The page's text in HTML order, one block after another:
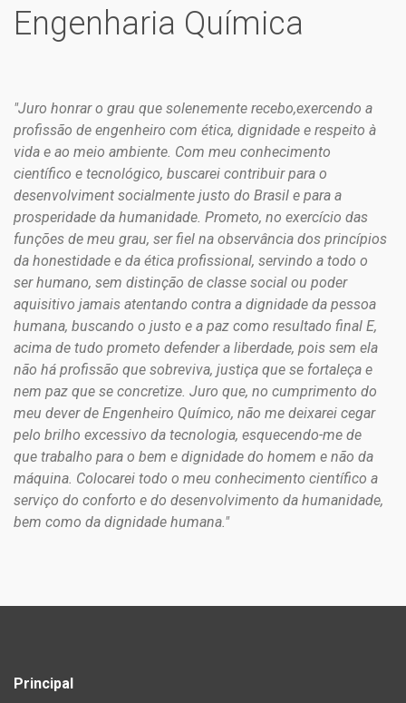
Engenharia Química
"Juro honrar o grau que solenemente recebo,exercendo a
profissão de engenheiro com ética, dignidade e respeito à
vida e ao meio ambiente. Com meu conhecimento
científico e tecnológico, buscarei contribuir para o
desenvolviment socialmente justo do Brasil e para a
prosperidade da humanidade. Prometo, no exercício das
funções de meu grau, ser fiel na observância dos princípios
da honestidade e da ética profissional, servindo a todo o
ser humano, sem distinção de classe social ou poder
aquisitivo jamais atentando contra a dignidade da pessoa
humana, buscando o justo e a paz como resultado final E,
acima de tudo prometo defender a liberdade, pois sem ela
não há profissão que sobreviva, justiça que se fortaleça e
nem paz que se concretize. Juro que, no cumprimento do
meu dever de Engenheiro Químico, não me deixarei cegar
pelo brilho excessivo da tecnologia, esquecendo-me de
que trabalho para o bem e dignidade do homem e não da
máquina. Colocarei todo o meu conhecimento científico a
serviço do conforto e do desenvolvimento da humanidade,
bem como da dignidade humana."
Principal